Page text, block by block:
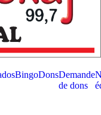
BingoDonsDemande
de dons